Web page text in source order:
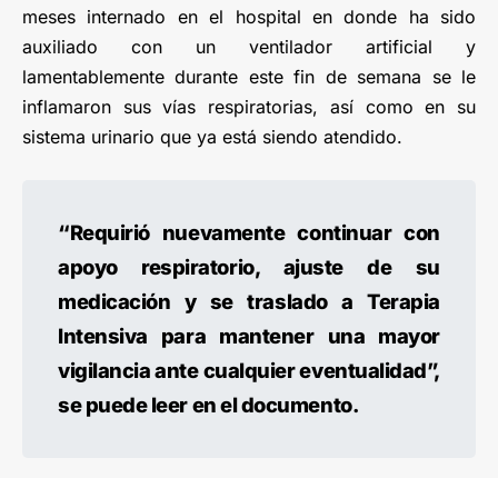
meses internado en el hospital en donde ha sido
auxiliado con un ventilador artificial y
lamentablemente durante este fin de semana se le
inflamaron sus vías respiratorias, así como en su
sistema urinario que ya está siendo atendido.
“Requirió nuevamente continuar con
apoyo respiratorio, ajuste de su
medicación y se traslado a Terapia
Intensiva para mantener una mayor
vigilancia ante cualquier eventualidad”,
se puede leer en el documento.